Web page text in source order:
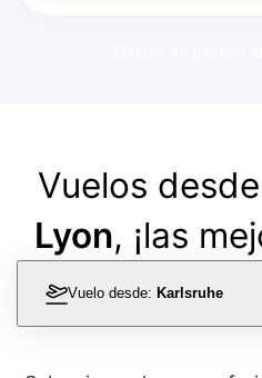
Vuelos desde
Lyon, ¡las
Vuelo desde: Karlsruhe